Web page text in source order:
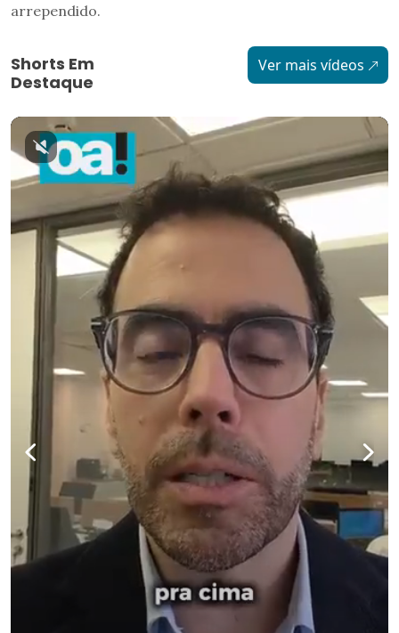
arrependido.
Shorts Em
Destaque
Ver mais vídeos